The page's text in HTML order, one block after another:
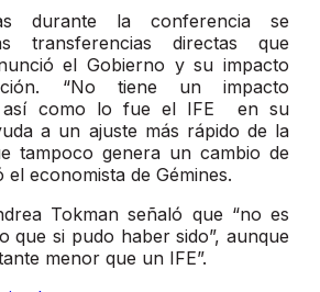
durante la conferencia se
transferencias directas que
el Gobierno y su impacto
“No tiene un impacto
así como lo fue el IFE en su
a un ajuste más rápido de la
tampoco genera un cambio de
el economista de Gémines.
Tokman señaló que “no es
que si pudo haber sido”, aunque
menor que un IFE”.